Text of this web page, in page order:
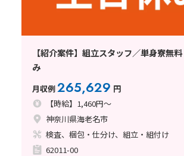
【紹介案件】組立スタッフ／単身寮無
み
月収例265,629 円
【時給】1,460円～
神奈川県海老名市
検査、梱包・仕分け、組立・組付け
62011-00